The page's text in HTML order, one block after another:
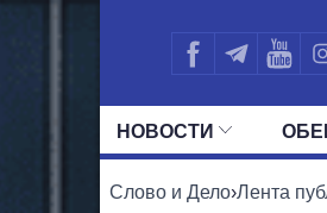
НОВОСТИ
ВСЕ
Слово и Дело›Лента